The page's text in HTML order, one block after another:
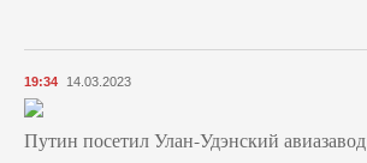
19:34 14.03.2023
Путин посетил Улан-Удэнский авиазавод